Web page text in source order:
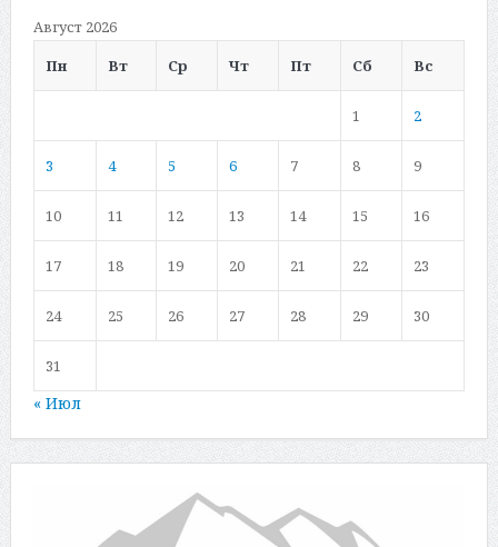
Август 2026
Пн
Вт Ср Чт Пт Сб Вс
1 2
3 4 5 6 7 8 9
10 11 12 13 14 15 16
17 18 19 20 21 22 23
24 25 26 27 28 29 30
31
« Июл